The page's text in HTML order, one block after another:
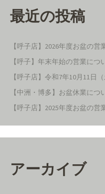
最近の投稿
【呼子店】2026年度お盆の営
【呼子】年末年始の営業につ
【呼子店】令和7年10月11日
【中洲・博多】お盆休業につ
【呼子店】2025年度お盆の営
アーカイブ